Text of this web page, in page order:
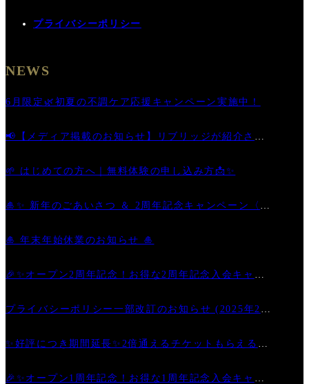
プライバシーポリシー
NEWS
6月限定🌿初夏の不調ケア応援キャンペーン実施中！
📢【メディア掲載のお知らせ】リブリッジが紹介され
🌱 はじめての方へ｜無料体験の申し込み方📩✨
🎍✨ 新年のごあいさつ ＆ 2周年記念キャンペーン〈第
🎍 年末年始休業のお知らせ 🎍
🎉✨オープン2周年記念！お得な2周年記念入会キャン
プライバシーポリシー一部改訂のお知らせ (2025年2月
✨好評につき期間延長✨2倍通えるチケットもらえるお
🎉✨オープン1周年記念！お得な1周年記念入会キャン